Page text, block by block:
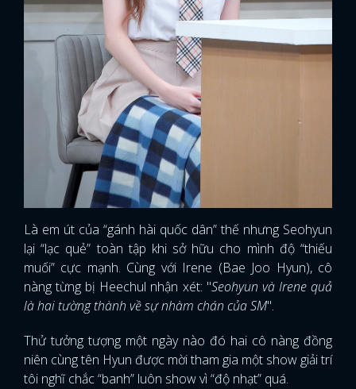
Là em út của “gánh hài quốc dân” thế nhưng Seohyun
lại “lạc quẻ” toàn tập khi sở hữu cho mình độ “thiếu
muối” cực mạnh. Cùng với Irene (Bae Joo Hyun), cô
nàng từng bị Heechul nhận xét: "Seohyun và Irene quả
là hai tường thành về sự nhàm chán của SM".
Thử tưởng tượng một ngày nào đó hai cô nàng đồng
niên cùng tên Hyun được mời tham gia một show giải trí
tôi nghĩ chắc “banh” luôn show vì “độ nhạt” quá.